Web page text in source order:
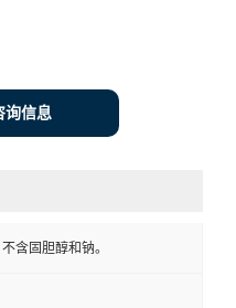
询信息
含固胆醇和钠。